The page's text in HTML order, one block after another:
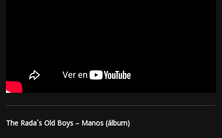
The Rada´s Old Boys – Manos (álbum)